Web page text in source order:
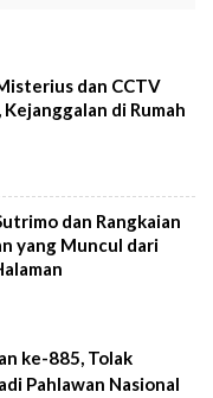
dan CCTV
di Rumah
dan Rangkaian
yang Muncul dari
ke-885, Tolak
Pahlawan Nasional